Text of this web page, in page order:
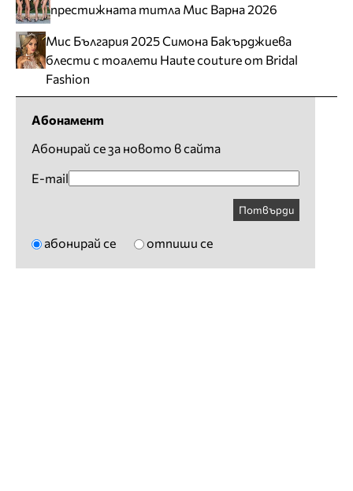
престижната титла Мис Варна 2026
Мис България 2025 Симона Бакърджиева
блести с тоалети Haute couture от Bridal
Fashion
Абонамент
Абонирай се за новото в сайта
E-mail
Потвърди
абонирай се отпиши се